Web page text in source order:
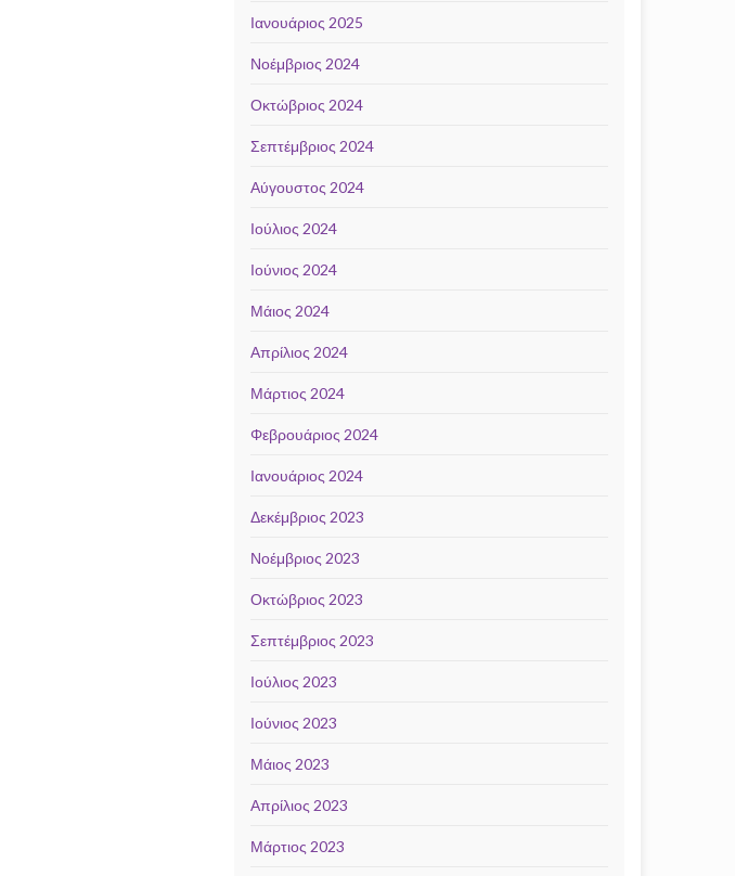
Ιανουάριος 2025
Νοέμβριος 2024
Οκτώβριος 2024
Σεπτέμβριος 2024
Αύγουστος 2024
Ιούλιος 2024
Ιούνιος 2024
Μάιος 2024
Απρίλιος 2024
Μάρτιος 2024
Φεβρουάριος 2024
Ιανουάριος 2024
Δεκέμβριος 2023
Νοέμβριος 2023
Οκτώβριος 2023
Σεπτέμβριος 2023
Ιούλιος 2023
Ιούνιος 2023
Μάιος 2023
Απρίλιος 2023
Μάρτιος 2023